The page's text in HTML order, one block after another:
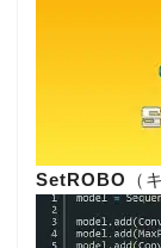
SetROBO （